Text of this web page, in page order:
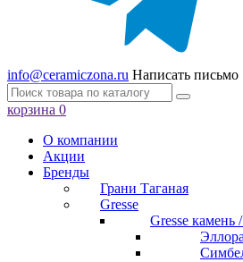
info@ceramiczona.ru Написать письмо
корзина 0
О компании
Акции
Бренды
Грани Таганая
Gresse
Gresse камень